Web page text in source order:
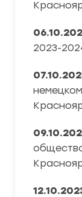
2023-